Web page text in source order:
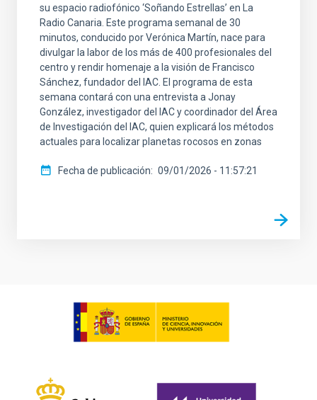
su espacio radiofónico ‘Soñando Estrellas’ en La
Radio Canaria. Este programa semanal de 30
minutos, conducido por Verónica Martín, nace para
divulgar la labor de los más de 400 profesionales del
centro y rendir homenaje a la visión de Francisco
Sánchez, fundador del IAC. El programa de esta
semana contará con una entrevista a Jonay
González, investigador del IAC y coordinador del Área
de Investigación del IAC, quien explicará los métodos
actuales para localizar planetas rocosos en zonas
Fecha de publicación 09/01/2026 - 11:57:21